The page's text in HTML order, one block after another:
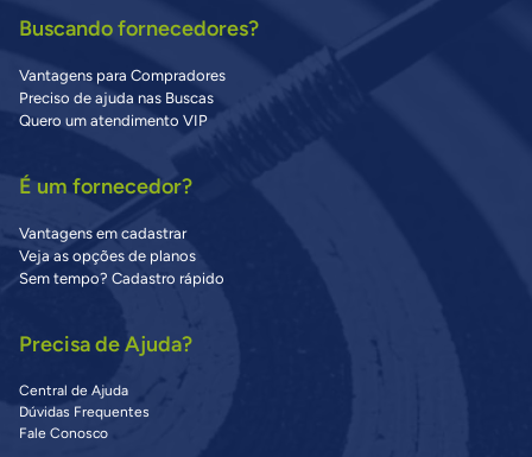
Buscando fornecedores?
Vantagens para Compradores
Preciso de ajuda nas Buscas
Quero um atendimento VIP
É um fornecedor?
Vantagens em cadastrar
Veja as opções de planos
Sem tempo? Cadastro rápido
Precisa de Ajuda?
Central de Ajuda
Dúvidas Frequentes
Fale Conosco